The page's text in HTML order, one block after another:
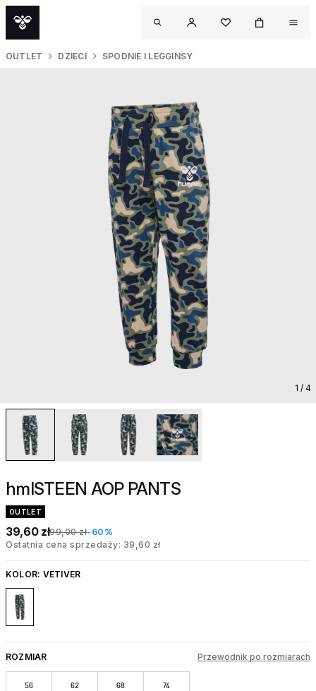
OUTLET DZIECI SPODNIE I LEGGINSY
1 / 4
hmlSTEEN AOP PANTS
OUTLET
39,60 zł99,00 zł-60%
Ostatnia cena sprzedaży: 39,60 zł
KOLOR: VETIVER
ROZMIAR Przewodnik po rozmiarach
56 62 68 74